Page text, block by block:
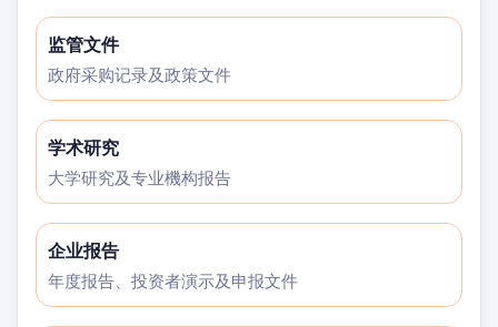
监管文件
政府采购记录及政策文件
学术研究
大学研究及专业機构报告
企业报告
年度报告、投资者演示及申报文件